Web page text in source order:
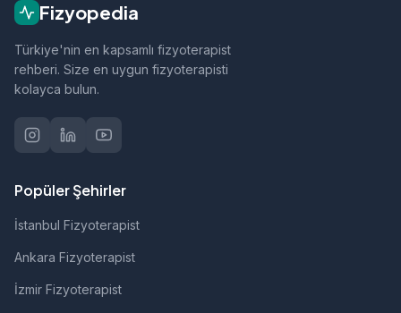
Fizyopedia
Türkiye'nin en kapsamlı fizyoterapist
rehberi. Size en uygun fizyoterapisti
kolayca bulun.
Popüler Şehirler
İstanbul Fizyoterapist
Ankara Fizyoterapist
İzmir Fizyoterapist